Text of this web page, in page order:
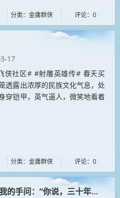
分类：金庸群侠 评论：0
17
侠社区# #射雕英雄传# 春天买
透露出浓厚的民族文化气息，处
穿铠甲，英气逼人，微笑地看着
分类：金庸群侠 评论：0
的手问：“你说，三十年后，还